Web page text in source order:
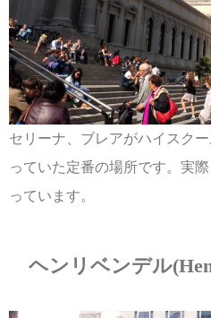
セリーナ、ブレアがハイスク
っていた定番の場所です。実
っています。
ヘンリベンデル